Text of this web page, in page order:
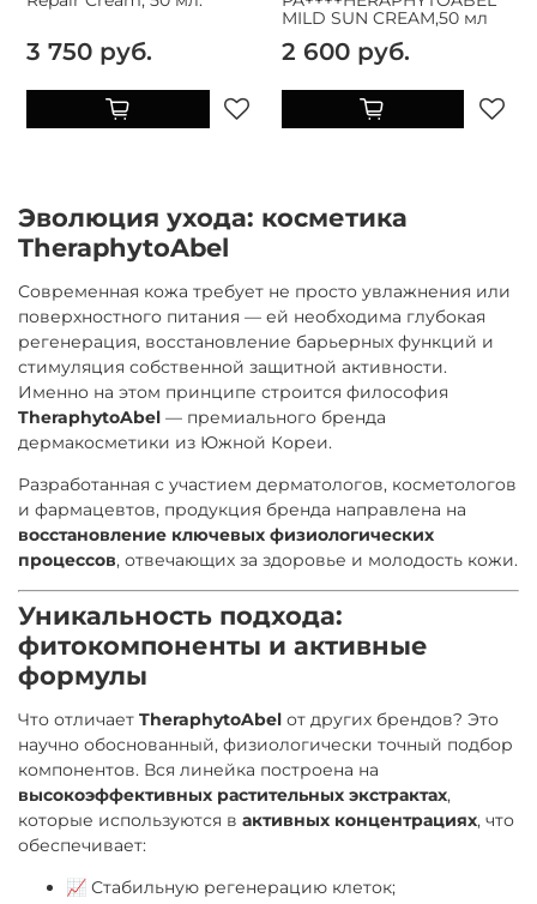
3 750 руб.
MILD SUN CREAM,50 мл
2 600 руб.
Эволюция ухода: косметика
TheraphytoAbel
Современная кожа требует не просто увлажнения или
поверхностного питания — ей необходима глубокая
регенерация, восстановление барьерных функций и
стимуляция собственной защитной активности.
Именно на этом принципе строится философия
TheraphytoAbel — премиального бренда
дермакосметики из Южной Кореи.
Разработанная с участием дерматологов, косметологов
и фармацевтов, продукция бренда направлена на
восстановление ключевых физиологических
процессов, отвечающих за здоровье и молодость кожи.
Уникальность подхода:
фитокомпоненты и активные
формулы
Что отличает TheraphytoAbel от других брендов? Это
научно обоснованный, физиологически точный подбор
компонентов. Вся линейка построена на
высокоэффективных растительных экстрактах,
которые используются в активных концентрациях, что
обеспечивает:
📈 Стабильную регенерацию клеток;